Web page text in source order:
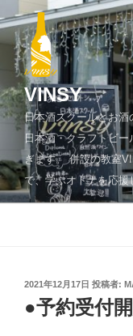
ン
ツ
へ
ッ
プ
VINSY
日本酒スクールとお
日本酒・クラフトビ
ぎます。 併設の教室
で、学ぶオトナを応援
投
日:
2021年12月17日 投稿者:
●予約受付